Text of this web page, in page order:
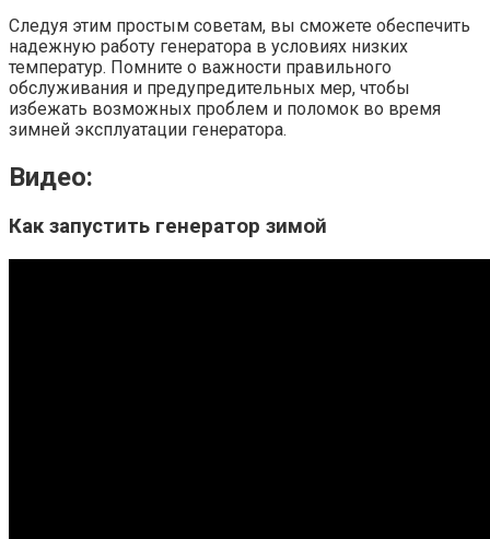
Следуя этим простым советам, вы сможете обеспечить
надежную работу генератора в условиях низких
температур. Помните о важности правильного
обслуживания и предупредительных мер, чтобы
избежать возможных проблем и поломок во время
зимней эксплуатации генератора.
Видео:
Как запустить генератор зимой